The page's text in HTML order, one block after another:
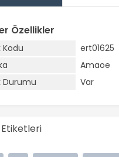
Özellikler
Kodu
ert01625
Amaoe
Durumu
Var